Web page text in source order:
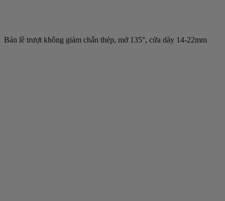
Bản lề trượt không giảm chấn thép, mở 135°, cửa dày 14-22mm